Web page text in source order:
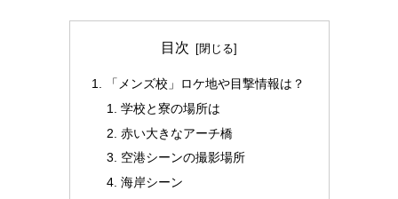
目次
「メンズ校」ロケ地や目撃情報は？
学校と寮の場所は
赤い大きなアーチ橋
空港シーンの撮影場所
海岸シーン